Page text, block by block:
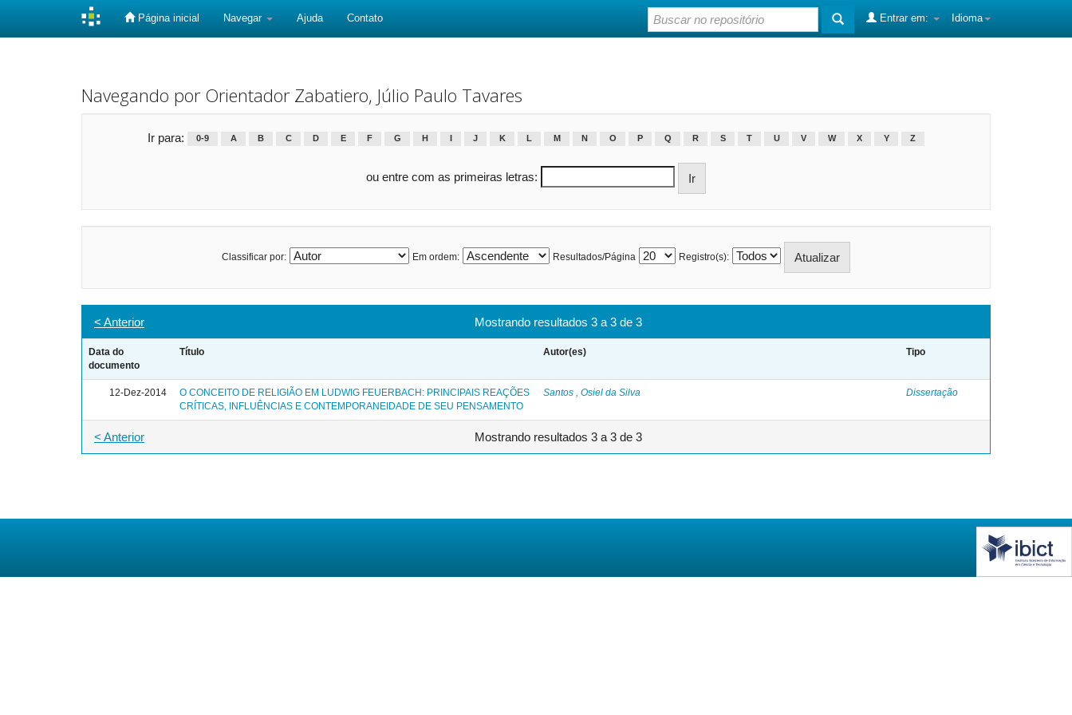
Página inicial Navegar Ajuda Contato Idioma
Entrar em:
Navegando por Orientador Zabatiero, Júlio Paulo Tavares
Ir para: 0-9 A B C D E F G H J K L M N O P Q R S T U V W X Y Z
ou entre com as primeiras letras:
Classificar por: Em ordem: Resultados/Página Registro(s):
Mostrando resultados 3 a 3 de 3
< Anterior
Data do
documento
Título Autor(es) Tipo
12-Dez-2014
O CONCEITO DE RELIGIÃO EM LUDWIG FEUERBACH: PRINCIPAIS REAÇÕES
CRÍTICAS, INFLUÊNCIAS E CONTEMPORANEIDADE DE SEU PENSAMENTO
Santos , Osiel da Silva Dissertação
Mostrando resultados 3 a 3 de 3
< Anterior